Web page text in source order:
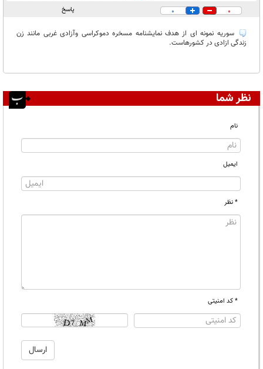
در انتظار بررسی:
0
0 پاسخ
سوریه نمونه ای از هدف نمایشنامه مسخره دموکراسی وآزادی غربی مانند زن
زندگی ازادی در کشورهاست.
نظر شما
نام
ایمیل
* نظر
* کد امنیتی